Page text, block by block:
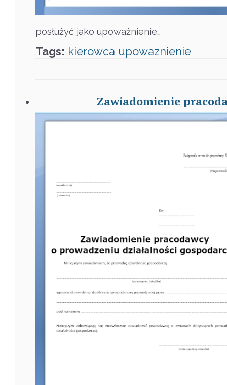
posłużyć jako upoważnienie…
Tags: kierowca upowaznienie
Zawiadomienie